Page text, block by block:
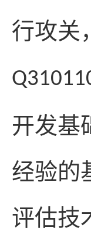
行攻关
开发基
经验的
评估技